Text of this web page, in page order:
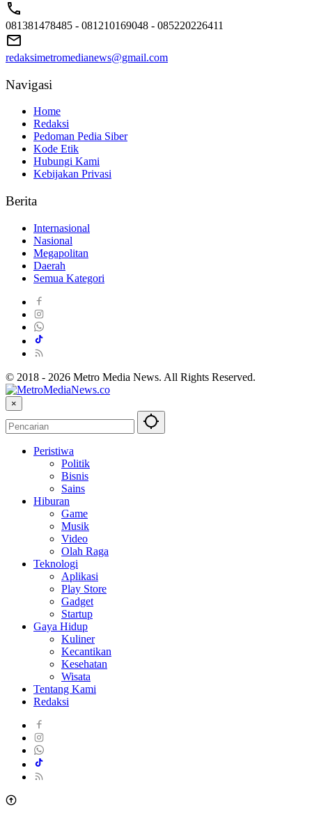
081381478485 - 081210169048 - 085220226411
redaksimetromedianews@gmail.com
Navigasi
Home
Redaksi
Pedoman Pedia Siber
Kode Etik
Hubungi Kami
Kebijakan Privasi
Berita
Internasional
Nasional
Megapolitan
Daerah
Semua Kategori
© 2018 - 2026 Metro Media News. All Rights Reserved.
×
Peristiwa
Politik
Bisnis
Sains
Hiburan
Game
Musik
Video
Olah Raga
Teknologi
Aplikasi
Play Store
Gadget
Startup
Gaya Hidup
Kuliner
Kecantikan
Kesehatan
Wisata
Tentang Kami
Redaksi